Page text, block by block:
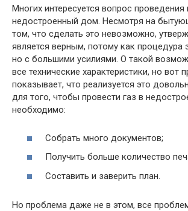
Многих интересуется вопрос проведения
недостроенный дом. Несмотря на
том, что сделать это невозможно,
является верным, потому как процедура
но с большими усилиями. О такой
все технические характеристики, но вот
показывает, что реализуется это
для того, чтобы провести газ в
необходимо:
Собрать много документов;
Получить больше количество
Составить и заверить план.
Но проблема даже не в этом, все